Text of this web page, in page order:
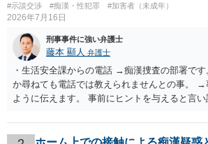
#示談交渉
#痴漢・性犯罪 #加害者（未成年）
2026年7月16日
刑事事件に強い弁護士
藤本 顯人 弁護士
・生活安全課からの電話 →痴漢捜査の部署で
か尋ねても電話では教えられませんとの事。
ように伝えます。 事前にヒントを与えると言
たり →やはり痴漢として疑われているのでは
ないのであれば、何も疑われる筋合いは無い